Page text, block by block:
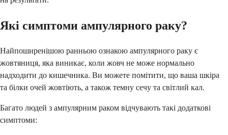
Які симптоми ампулярного раку?
Найпоширенішою ранньою ознакою ампулярного раку є
жовтяниця, яка виникає, коли жовч не може нормально
надходити до кишечника. Ви можете помітити, що ваша шкіра
та білки очей жовтіють, а також темну сечу та світлий кал.
Багато людей з ампулярним раком відчувають такі додаткові
симптоми: